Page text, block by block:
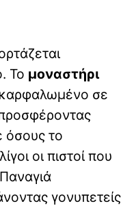
Το μοναστήρι
σε
όσους το
οι πιστοί που
γονυπετείς